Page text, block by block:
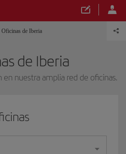
Oficinas de Iberia
de Iberia
en nuestra amplia red de oficinas.